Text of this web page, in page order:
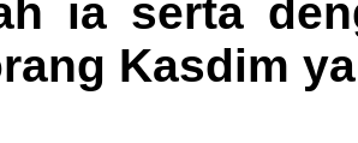
ia serta
Kasdim